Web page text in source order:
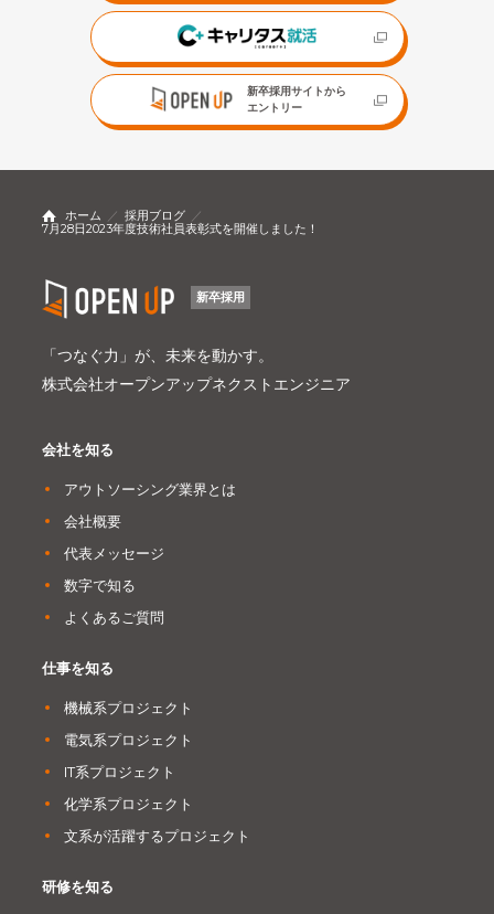
新卒採用サイトから
エントリー
ホーム
採用ブログ
7月28日2023年度技術社員表彰式を開催しました！
会社を知る
アウトソーシング業界とは
会社概要
代表メッセージ
数字で知る
よくあるご質問
仕事を知る
機械系プロジェクト
電気系プロジェクト
IT系プロジェクト
化学系プロジェクト
文系が活躍するプロジェクト
研修を知る
新卒採用
「つなぐ力」が、未来を動かす。
株式会社オープンアップネクストエンジニア